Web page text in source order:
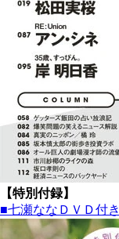
【特別付録】
■七瀬ななＤＶＤ付き